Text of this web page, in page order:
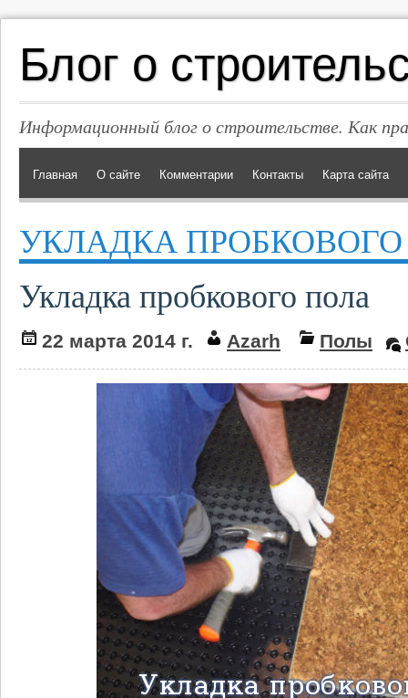
Блог о
Информационный блог о строительстве. Как
Главная О сайте Комментарии Контакты Карта сайта
УКЛАДКА
Укладка пробкового пола
22 марта 2014 г. Azarh Полы